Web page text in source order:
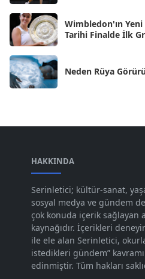
Tem 2024
Haz 2024 [30]
Nis 2024 [59]
Ara 2023 [101]
Kas 2023
Eki 2023 [73]
Eyl 2023 [73]
Ağu 2023 [74]
Tem 2023 [76]
Wimbledon'ın
Tarihi Finalde İlk
Neden Rüya
HAKKINDA
Serinletici; kültür-sanat,
sosyal medya ve gündem
çok konuda içerik sağlayan
kaynağıdır. İçerikleri
ile ele alan Serinletici,
istedikleri gündem”
edinmiştir. Tüm hakları